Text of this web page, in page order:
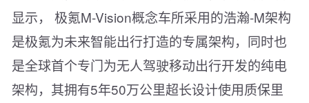
显示， 极氪M-Vision概念车所采用的浩瀚-M架构
是极氪为未来智能出行打造的专属架构，同时也
是全球首个专门为无人驾驶移动出行开发的纯电
架构，其拥有5年50万公里超长设计使用质保里